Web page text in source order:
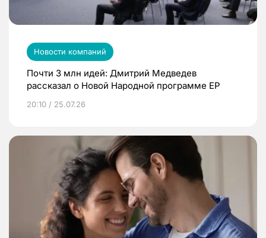
Новости компаний
Почти 3 млн идей: Дмитрий Медведев
рассказал о Новой Народной программе ЕР
20:10 / 25.07.26